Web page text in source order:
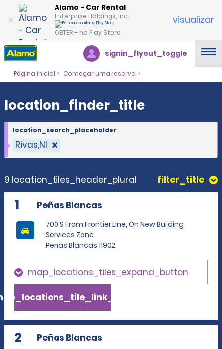
location_finder_titleAlamo - Car Rental
Enterprise Holdings, Inc.
OBTER – na Play Store
visualizar
signin_flyout_toggle
Página inicial Começar uma reserva
location_finder_title
Rivas,NI
location_search_placeholder
9 location_tiles_header_plural filter_title
1 Peñas Blancas
700 S From Frontier Line, On New Building
Services Zone
Penas Blancas 11902
map_locations_tiles_expand_button
2 Peñas Blancas